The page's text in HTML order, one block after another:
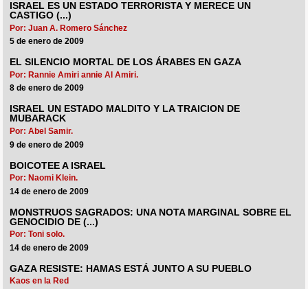
ISRAEL ES UN ESTADO TERRORISTA Y MERECE UN
CASTIGO (...)
Por: Juan A. Romero Sánchez
5 de enero de 2009
EL SILENCIO MORTAL DE LOS ÁRABES EN GAZA
Por: Rannie Amiri annie Al Amiri.
8 de enero de 2009
ISRAEL UN ESTADO MALDITO Y LA TRAICION DE
MUBARACK
Por: Abel Samir.
9 de enero de 2009
BOICOTEE A ISRAEL
Por: Naomi Klein.
14 de enero de 2009
MONSTRUOS SAGRADOS: UNA NOTA MARGINAL SOBRE EL
GENOCIDIO DE (...)
Por: Toni solo.
14 de enero de 2009
GAZA RESISTE: HAMAS ESTÁ JUNTO A SU PUEBLO
Kaos en la Red